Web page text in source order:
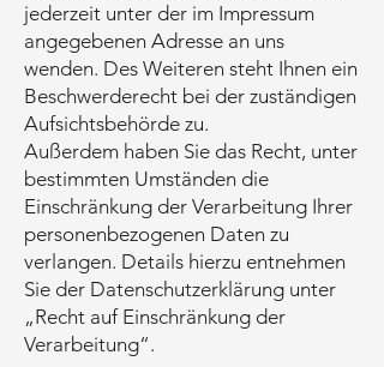
jederzeit unter der im Impressum
angegebenen Adresse an uns
wenden. Des Weiteren steht Ihnen ein
Beschwerderecht bei der zuständigen
Aufsichtsbehörde zu.
Außerdem haben Sie das Recht, unter
bestimmten Umständen die
Einschränkung der Verarbeitung Ihrer
personenbezogenen Daten zu
verlangen. Details hierzu entnehmen
Sie der Datenschutzerklärung unter
„Recht auf Einschränkung der
Verarbeitung“.